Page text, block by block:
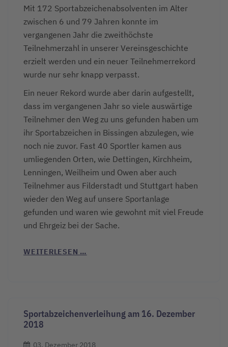
Mit 172 Sportabzeichenabsolventen im Alter
zwischen 6 und 79 Jahren konnte im
vergangenen Jahr die zweithöchste
Teilnehmerzahl in unserer Vereinsgeschichte
erzielt werden und ein neuer Teilnehmerrekord
wurde nur sehr knapp verpasst.
Ein neuer Rekord wurde aber darin aufgestellt,
dass im vergangenen Jahr so viele auswärtige
Teilnehmer den Weg zu uns gefunden haben um
ihr Sportabzeichen in Bissingen abzulegen, wie
noch nie zuvor. Fast 40 Sportler kamen aus
umliegenden Orten, wie Dettingen, Kirchheim,
Lenningen, Weilheim und Owen aber auch
Teilnehmer aus Filderstadt und Stuttgart haben
wieder den Weg auf unsere Sportanlage
gefunden und waren wie gewohnt mit viel Freude
und Ehrgeiz bei der Sache.
WEITERLESEN …
Sportabzeichenverleihung am 16. Dezember
2018
03. Dezember 2018